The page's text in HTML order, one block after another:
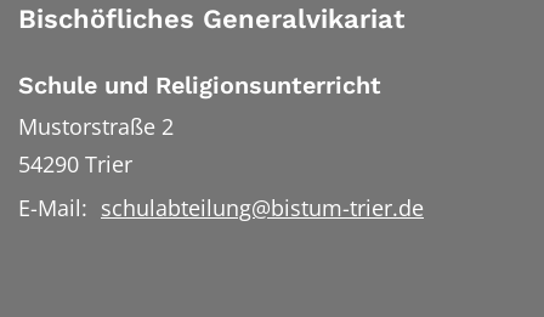
Bischöfliches Generalvikariat
Schule und Religionsunterricht
Mustorstraße 2
54290 Trier
E-Mail: schulabteilung@bistum-trier.de